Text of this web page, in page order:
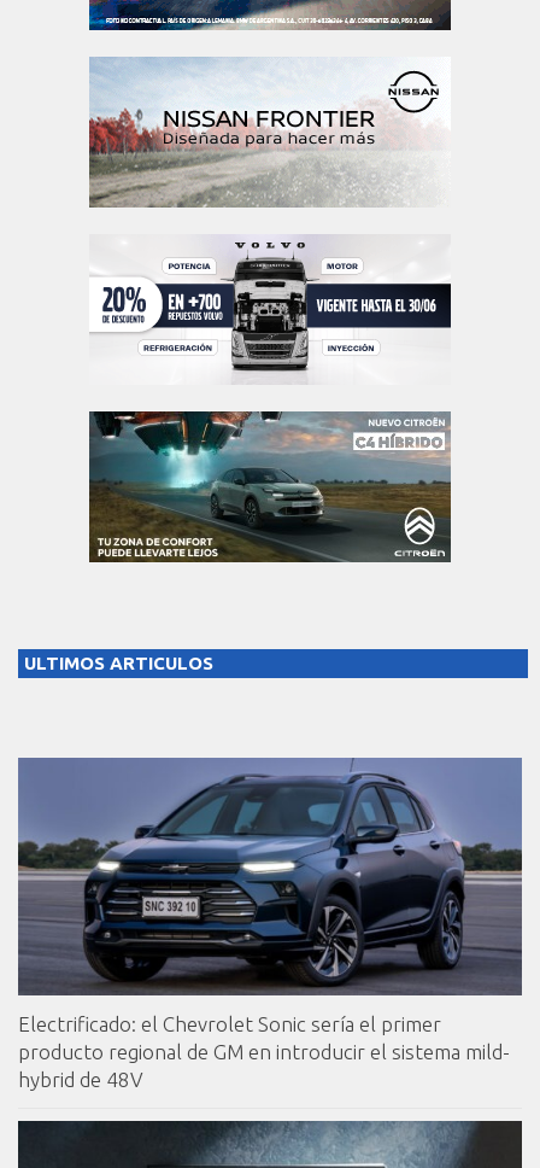
ULTIMOS ARTICULOS
Electrificado: el Chevrolet Sonic sería el primer
producto regional de GM en introducir el sistema mild-
hybrid de 48V